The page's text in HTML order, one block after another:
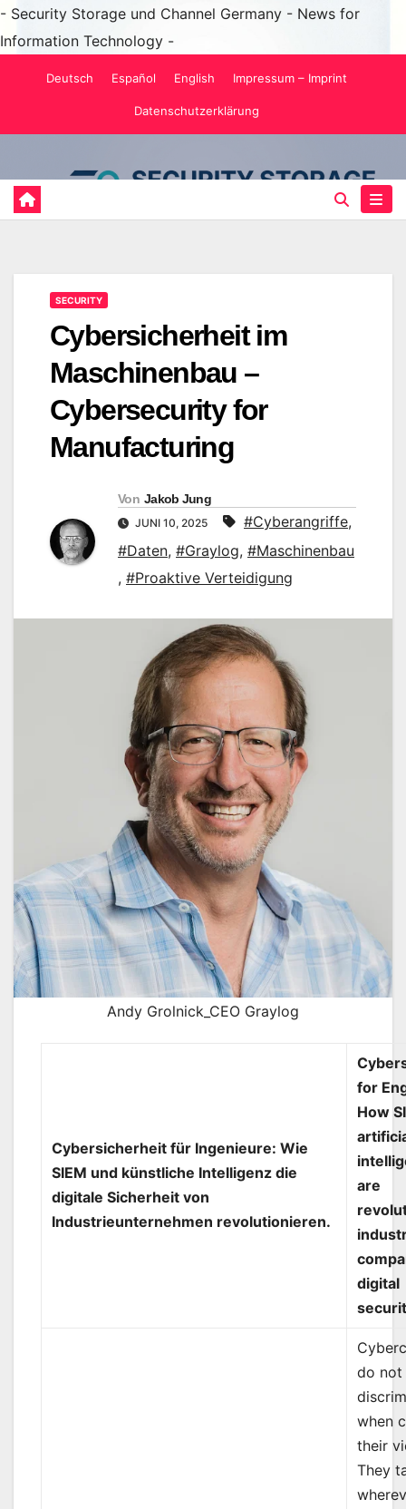
- Security Storage und Channel Germany - News for
Information Technology -
Deutsch Español English Impressum – Imprint
Datenschutzerklärung
SECURITY
Cybersicherheit im
Maschinenbau –
Cybersecurity for
Manufacturing
Von Jakob Jung
JUNI 10, 2025 #Cyberangriffe,
#Daten, #Graylog, #Maschinenbau
, #Proaktive Verteidigung
Andy Grolnick_CEO Graylog
Cybersicherheit für Ingenieure: Wie
SIEM und künstliche Intelligenz die
digitale Sicherheit von
Industrieunternehmen revolutionieren.
for
How
are
digital
do not
when
their
They